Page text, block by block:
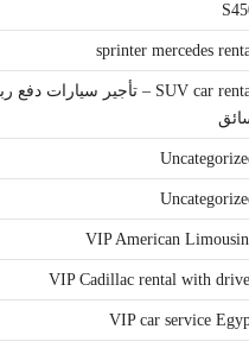
sprinter mercedes
VIP American
VIP Cadillac rental with
VIP car service